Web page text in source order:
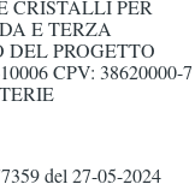
CRISTALLI PER
E TERZA
PROGETTO
CPV: 38620000-7
del 27-05-2024